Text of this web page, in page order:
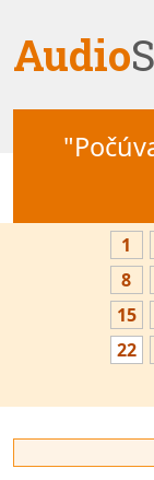
Audio
1
8
15
22